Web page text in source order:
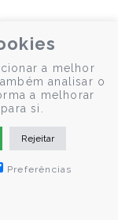
e
uvas existe já há
a melhor
analisar o
a melhorar
si.
Rejeitar
Preferências